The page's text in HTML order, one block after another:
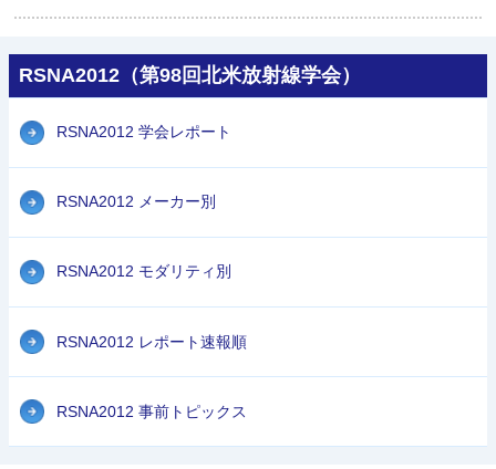
RSNA2012（第98回北米放射線学会）
RSNA2012 学会レポート
RSNA2012 メーカー別
RSNA2012 モダリティ別
RSNA2012 レポート速報順
RSNA2012 事前トピックス